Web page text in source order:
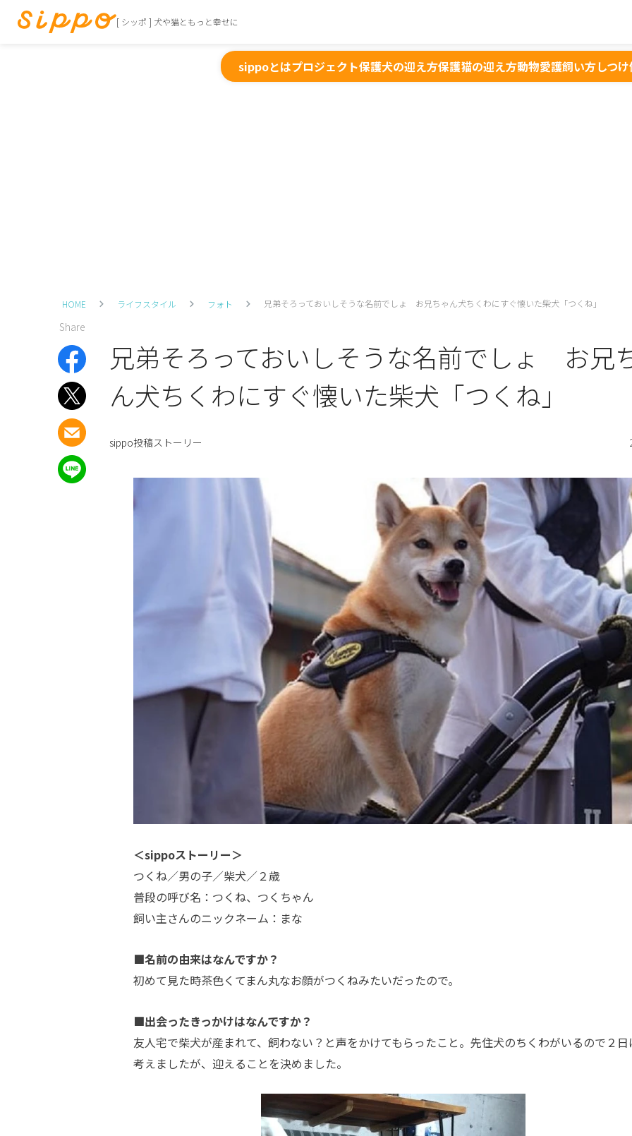
[ シッポ ] 犬や猫ともっと幸せに
sippoとはプロジェクト保護犬の迎え方保護猫の迎え方動物愛護飼い方しつけ
HOME ライフスタイル フォト 兄弟そろっておいしそうな名前でしょ お兄ちゃん犬ちくわにすぐ懐いた柴犬「つくね」
Share
兄弟そろっておいしそうな名前でしょ お兄
ん犬ちくわにすぐ懐いた柴犬「つくね」
sippo投稿ストーリー
＜sippoストーリー＞
つくね／男の子／柴犬／２歳
普段の呼び名：つくね、つくちゃん
飼い主さんのニックネーム：まな
■名前の由来はなんですか？
初めて見た時茶色くてまん丸なお顔がつくねみたいだったので。
■出会ったきっかけはなんですか？
友人宅で柴犬が産まれて、飼わない？と声をかけてもらったこと。先住犬のちくわがいるので２日
考えましたが、迎えることを決めました。